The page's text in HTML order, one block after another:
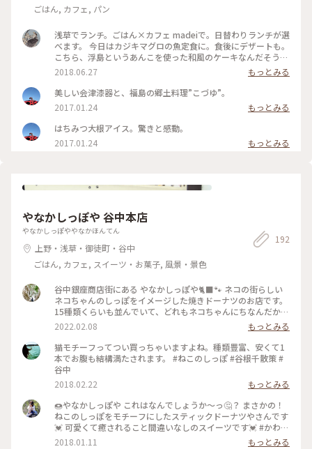
ごはん, カフェ, パン
浅草でランチ。ごはん×カフェ madeiで。日替わりランチが選
べます。 今日はカジキマグロの魚定食に。食後にデザートも。
こちら、浮島というあんこを使った和風のケーキなんだそう。
抹茶味とレモン味が選べたのでレモンに。しっとりやわらか
く、カステラより密度が高いケーキでした。店主さんが福島出
身だそうで、ゆべしなんかもあってまた行きたくなりました。
#東京#浅草#カフェごはん#スイーツ#カフェ
2018.06.27
もっとみる
美しい会津漆器と、福島の郷土料理”こづゆ”。
2017.01.24
もっとみる
はちみつ大根アイス。驚きと感動。
2017.01.24
もっとみる
やなかしっぽや 谷中本店
やなかしっぽややなかほんてん
上野・浅草・御徒町・谷中
ごはん, カフェ, スイーツ・お菓子, 風景・景色
192
谷中銀座商店街にある やなかしっぽや🐈‍⬛🐾 ネコの街らしい
ネコちゃんのしっぽをイメージした焼きドーナツのお店です。
15種類くらいも並んでいて、どれもネコちゃんにちなんだかわ
いらしいネーミング。定番のものだけでなく季節限定のものも
あって選ぶのも楽しいひとときです。 素材にもこだわってい
て、やさしい味のドーナツは谷中さんぽのおみやげにぴったり
だと思います。 ・ 以前にも訪れたことがありましたが、こち
らも変わらずの美味しさでした。どこか懐かしさを感じるよう
なほっとする味、幅広い世代に好まれる味だと思います。 #や
なかしっぽや #谷中銀座商店街 #谷中銀座 #谷中 #日暮里 #東京
#商店街 #ねこさんぽ #手みやげ #おやつ
2022.02.08
もっとみる
猫モチーフってつい買っちゃいますよね。種類豊富、安くて1
本でお腹も結構満たされます。 #ねこのしっぽ #谷根千散策 #
谷中
2018.02.22
もっとみる
🍩やなかしっぽや これはなんでしょうか〜っ🤔？ まさかの！
ねこのしっぽをモチーフにしたスティックドーナツやさんです
💓 可愛くて癒されること間違いなしのスイーツです💓 #かわい
い #ことりっぷ東京 #スイーツ
2018.01.11 もっとみる